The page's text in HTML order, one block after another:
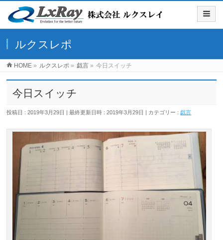
ルクスレポ
HOME » ルクスレポ » 戯言 » 今日スイッチ
今日スイッチ
投稿日 : 2019年3月29日 最終更新日時 : 2019年3月29日 カテゴリー :戯言